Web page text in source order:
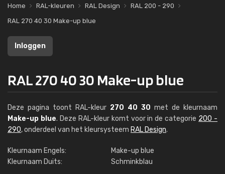
Home RAL-kleuren RAL Design
RAL 200 - 290
RAL 270 40 30 Make-up blue
Inloggen
RAL 270 40 30 Make-up blue
Deze pagina toont RAL-kleur 270 40 30 met de kleurnaam
Make-up blue. Deze RAL-kleur komt voor in de categorie 200 -
290, onderdeel van het kleursysteem RAL Design.
Kleurnaam Engels:
Make-up blue
Kleurnaam Duits:
Schminkblau